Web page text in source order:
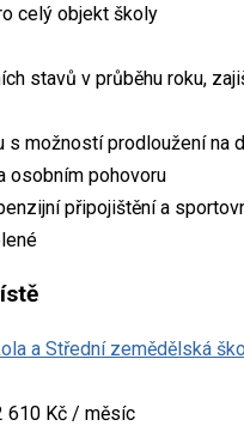
celý objekt školy
stavů v průběhu roku,
s možností prodloužení na
osobním pohovoru
připojištění a
a Střední zemědělská
610 Kč / měsíc